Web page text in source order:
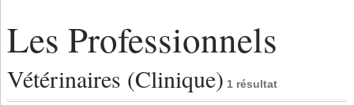
Les Professionnels
Vétérinaires (Clinique) 1 résultat